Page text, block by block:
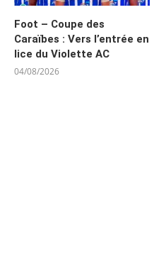
Foot – Coupe des
Caraïbes : Vers l’entrée en
lice du Violette AC
04/08/2026